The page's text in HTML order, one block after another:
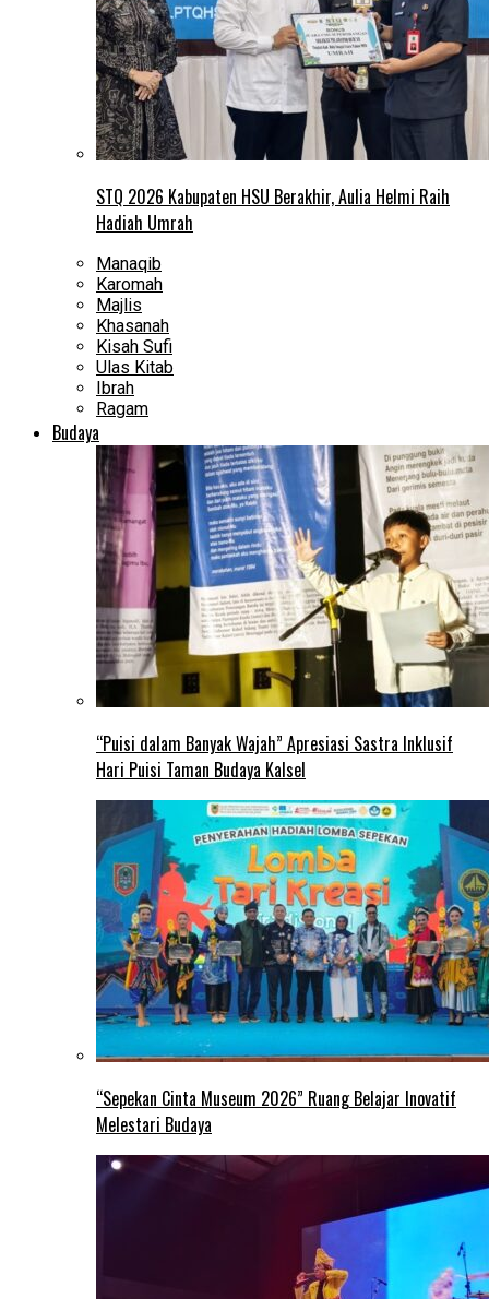
STQ 2026 Kabupaten HSU Berakhir, Aulia Helmi Raih
Hadiah Umrah
Manaqib
Karomah
Majlis
Khasanah
Kisah Sufi
Ulas Kitab
Ibrah
Ragam
Budaya
“Puisi dalam Banyak Wajah” Apresiasi Sastra Inklusif
Hari Puisi Taman Budaya Kalsel
“Sepekan Cinta Museum 2026” Ruang Belajar Inovatif
Melestari Budaya